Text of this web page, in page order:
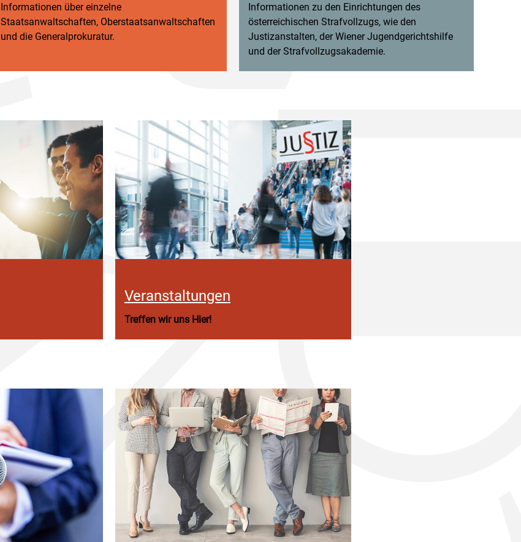
Informationen über einzelne
Staatsanwaltschaften, Oberstaatsanwaltschaften
und die Generalprokuratur.
Informationen zu den Einrichtungen des
österreichischen Strafvollzugs, wie den
Justizanstalten, der Wiener Jugendgerichtshilfe
und der Strafvollzugsakademie.
Veranstaltungen
Treffen wir uns Hier!